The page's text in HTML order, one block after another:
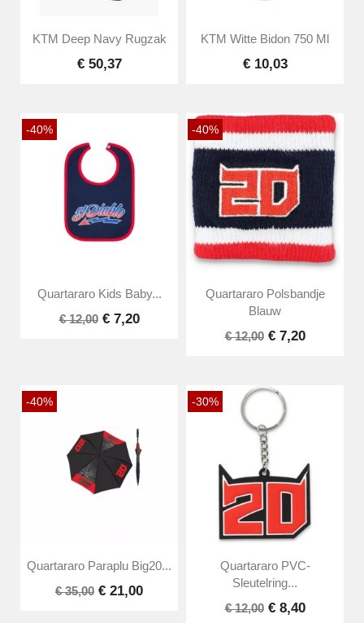
KTM Deep Navy Rugzak
€ 50,37
KTM Witte Bidon 750 Ml
€ 10,03
-40%
Quartararo Kids Baby...
€ 12,00 € 7,20
-40%
Quartararo Polsbandje
Blauw
€ 12,00 € 7,20
-40%
Quartararo Paraplu Big20...
€ 35,00 € 21,00
-30%
Quartararo PVC-
Sleutelring...
€ 12,00 € 8,40